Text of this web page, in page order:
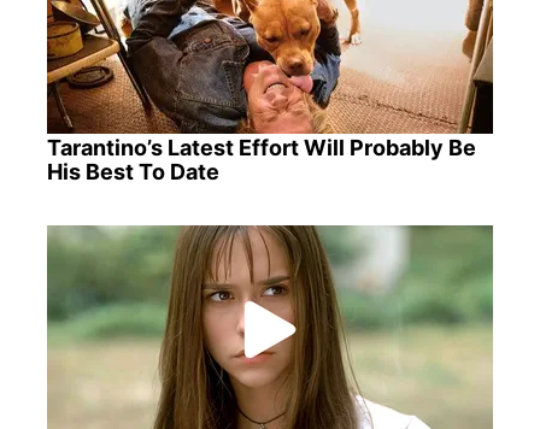
Tarantino’s Latest Effort Will Probably Be
His Best To Date